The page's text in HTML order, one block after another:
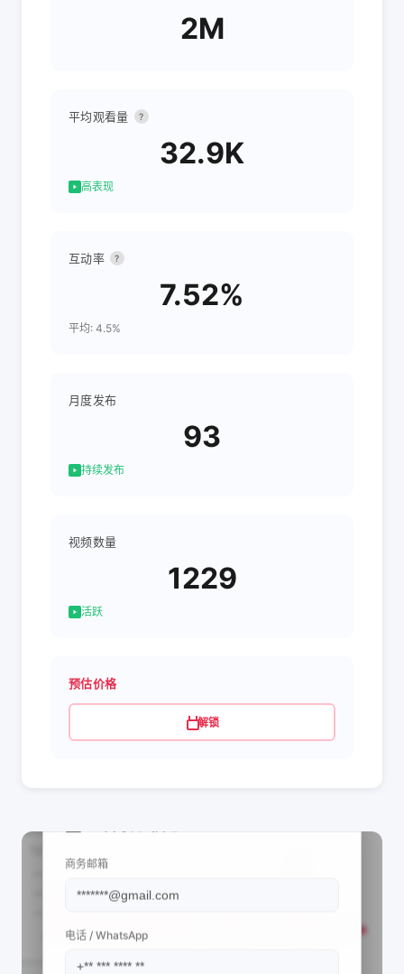
2M
平均观看量 ?
32.9K
高表现
互动率 ?
7.52%
平均: 4.5%
月度发布
93
持续发布
视频数量
1229
活跃
预估价格
解锁
商务邮箱
电话 / WhatsApp